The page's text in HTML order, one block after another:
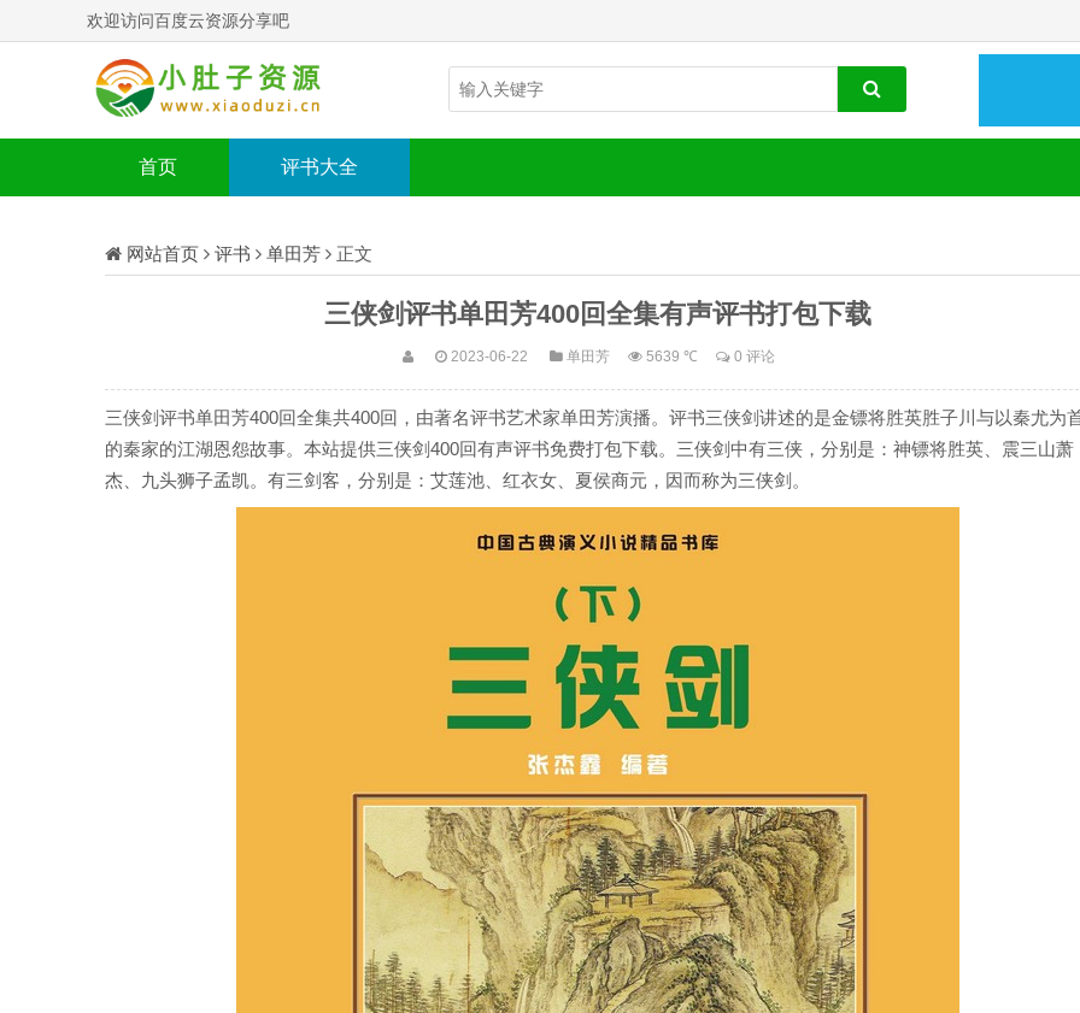
欢迎访问百度云资源分享吧
首页 评书大全
网站首页 评书 单田芳 正文
三侠剑评书单田芳400回全集有声评书打包下载
2023-06-22 单田芳 5639 ℃ 0 评论
三侠剑评书单田芳400回全集共400回，由著名评书艺术家单田芳演播。评书三侠剑讲述的是金镖将胜英胜子川与以秦尤为
的秦家的江湖恩怨故事。本站提供三侠剑400回有声评书免费打包下载。三侠剑中有三侠，分别是：神镖将胜英、震三山萧
杰、九头狮子孟凯。有三剑客，分别是：艾莲池、红衣女、夏侯商元，因而称为三侠剑。